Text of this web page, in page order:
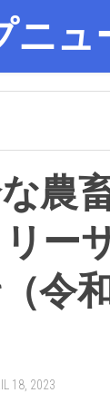
ニュ
な農
ー
令
18, 2023